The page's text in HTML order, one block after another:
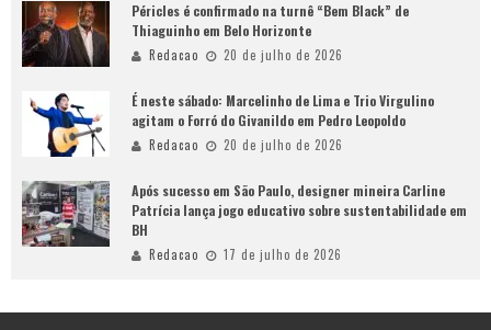
Péricles é confirmado na turnê “Bem Black” de
Thiaguinho em Belo Horizonte
Redacao 20 de julho de 2026
É neste sábado: Marcelinho de Lima e Trio Virgulino
agitam o Forró do Givanildo em Pedro Leopoldo
Redacao 20 de julho de 2026
Após sucesso em São Paulo, designer mineira Carline
Patrícia lança jogo educativo sobre sustentabilidade em
BH
Redacao 17 de julho de 2026